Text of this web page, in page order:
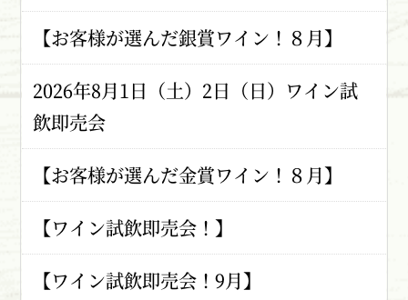
【お客様が選んだ銀賞ワイン！８月】
2026年8月1日（土）2日（日）ワイン試
飲即売会
【お客様が選んだ金賞ワイン！８月】
【ワイン試飲即売会！】
【ワイン試飲即売会！9月】